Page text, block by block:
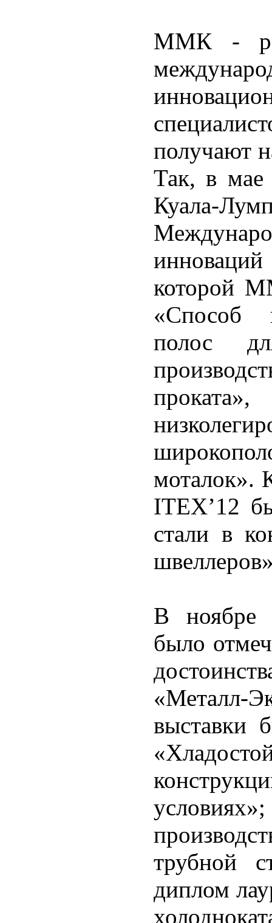
ММК -
получают
Так, в мае
Куала-
которой
«Способ
полос
моталок».
ITEX’12
стали в
В
было
«Металл-
выставки
трубной
диплом